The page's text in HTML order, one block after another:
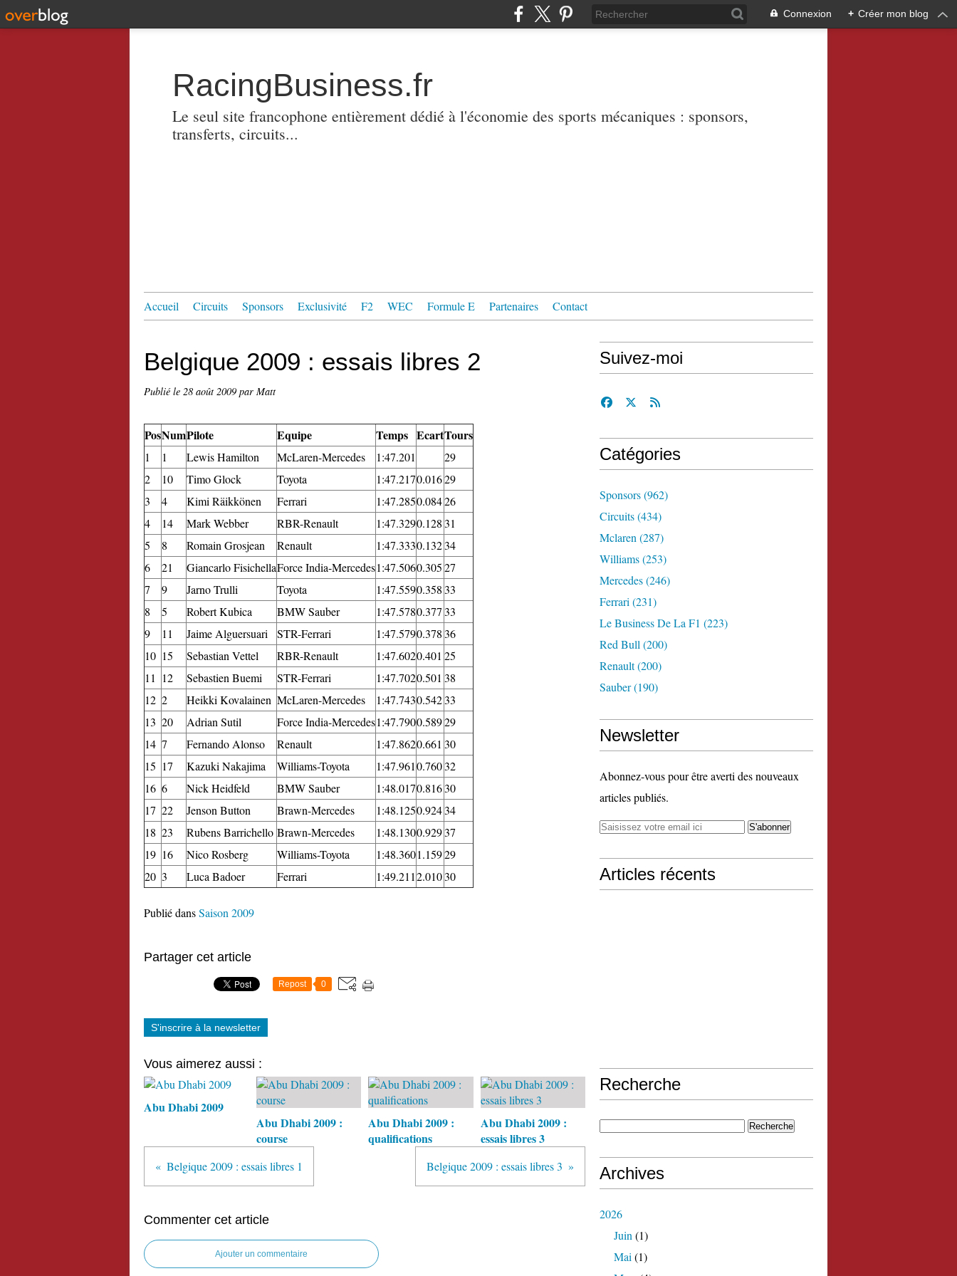
Connexion + Créer mon blog
RacingBusiness.fr
Le seul site francophone entièrement dédié à l'économie des sports mécaniques : sponsors,
transferts, circuits...
Accueil Circuits Sponsors Exclusivité F2 WEC Formule E Partenaires Contact
Belgique 2009 : essais libres 2
Publié le 28 août 2009 par Matt
PosNumPilote Equipe Temps EcartTours
1 1 Lewis Hamilton McLaren-Mercedes 1:47.201
29
2
10 Timo Glock Toyota 1:47.2170.01629
3
4 Kimi Räikkönen Ferrari 1:47.2850.08426
4
14 Mark Webber RBR-Renault 1:47.3290.12831
5
8 Romain Grosjean Renault 1:47.3330.13234
6
21 Giancarlo FisichellaForce India-Mercedes1:47.5060.30527
7
9 Jarno Trulli Toyota 1:47.5590.35833
8
5 Robert Kubica BMW Sauber 1:47.5780.37733
9
11 Jaime Alguersuari STR-Ferrari 1:47.5790.37836
10 15 Sebastian Vettel RBR-Renault 1:47.6020.401 25
11
12 Sebastien Buemi STR-Ferrari 1:47.7020.501 38
12 2 Heikki Kovalainen McLaren-Mercedes 1:47.7430.54233
13 20 Adrian Sutil Force India-Mercedes1:47.7900.58929
14 7 Fernando Alonso Renault 1:47.8620.661 30
15 17 Kazuki Nakajima Williams-Toyota 1:47.9610.76032
16 6 Nick Heidfeld BMW Sauber 1:48.0170.81630
17 22 Jenson Button Brawn-Mercedes 1:48.1250.92434
18 23 Rubens Barrichello Brawn-Mercedes 1:48.1300.92937
19 16 Nico Rosberg Williams-Toyota 1:48.3601.15929
20 3 Luca Badoer Ferrari 1:49.2112.01030
Publié dansSaison 2009
Partager cet article
Repost 0
S'inscrire à la newsletter
Vous aimerez aussi :
Abu Dhabi 2009
Abu Dhabi 2009 :
course
Abu Dhabi 2009 :
qualifications
Abu Dhabi 2009 :
essais libres 3
Belgique 2009 : essais libres 1 Belgique 2009 : essais libres 3
Commenter cet article
Ajouter un commentaire
Suivez-moi
Catégories
Sponsors(962)
Circuits(434)
Mclaren (287)
Williams(253)
Mercedes(246)
Ferrari (231)
Le Business De La F1 (223)
Red Bull (200)
Renault(200)
Sauber(190)
Newsletter
Abonnez-vous pour être averti des nouveaux
articles publiés.
Articles récents
Recherche
Archives
2026
Juin (1)
Mai (1)